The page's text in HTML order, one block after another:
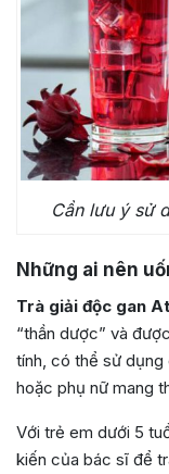
Cần lưu ý sử
Những ai nên
Trà giải độc gan
“thần dược” và
tính, có thể sử
hoặc phụ nữ mang
Với trẻ em dưới 5
kiến của bác sĩ để